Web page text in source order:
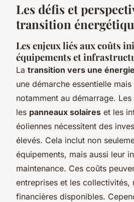
Les défis et
transition
Les enjeux liés aux coûts
équipements et
La transition vers une
une démarche essentielle
notamment au démarrage.
les panneaux solaires et les
éoliennes nécessitent des
élevés. Cela inclut non
équipements, mais aussi leur
maintenance. Ces coûts
entreprises et les collectivités,
financières disponibles.